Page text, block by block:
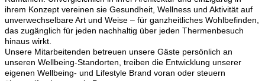
ihrem Konzept vereinen sie Gesundheit, Wellness und Aktivität auf
unverwechselbare Art und Weise – für ganzheitliches Wohlbefinden,
das zugänglich für jeden nachhaltig über jeden Thermenbesuch
hinaus wirkt.
Unsere Mitarbeitenden betreuen unsere Gäste persönlich an
unseren Wellbeing-Standorten, treiben die Entwicklung unserer
eigenen Wellbeing- und Lifestyle Brand voran oder steuern